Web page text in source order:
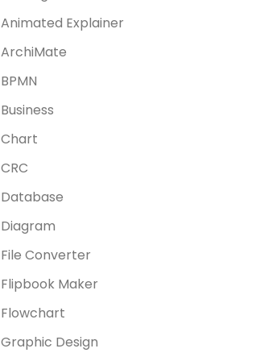
Animated Explainer
ArchiMate
BPMN
Business
Chart
CRC
Database
Diagram
File Converter
Flipbook Maker
Flowchart
Graphic Design